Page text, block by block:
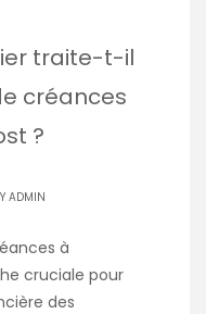
traite-t-il
créances
?
ADMIN
à
cruciale pour
des